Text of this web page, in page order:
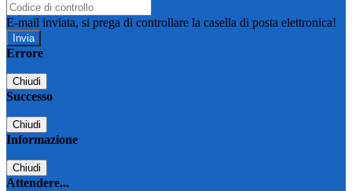
E-mail inviata, si prega di controllare la casella di posta elettronica!
Errore
Chiudi
Successo
Chiudi
Informazione
Chiudi
Attendere...